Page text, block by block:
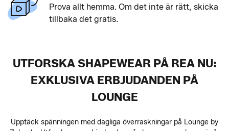
Prova allt hemma. Om det inte är rätt, skicka
tillbaka det gratis.
UTFORSKA SHAPEWEAR PÅ REA NU:
EXKLUSIVA ERBJUDANDEN PÅ
LOUNGE
Upptäck spänningen med dagliga överraskningar på Lounge by